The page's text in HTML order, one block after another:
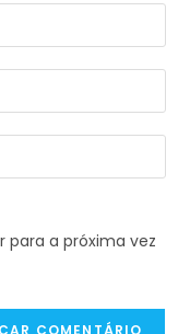
para a próxima vez